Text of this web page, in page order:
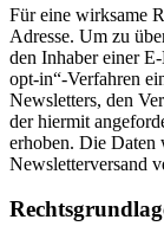
Für eine wirksame
Adresse. Um zu
den Inhaber einer
opt-in“-Verfahren
Newsletters, den
der hiermit
erhoben. Die Daten
Newsletterversand